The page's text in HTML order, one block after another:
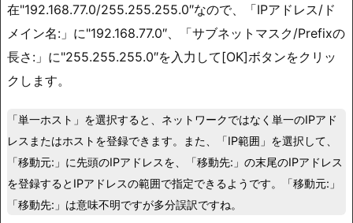
在"192.168.77.0/255.255.255.0″なので、「IPアドレス/ド
メイン名:」に"192.168.77.0″、「サブネットマスク/Prefixの
長さ:」に"255.255.255.0″を入力して[OK]ボタンをクリッ
クします。
「単一ホスト」を選択すると、ネットワークではなく単一のIPアド
レスまたはホストを登録できます。また、「IP範囲」を選択して、
「移動元:」に先頭のIPアドレスを、「移動先:」の末尾のIPアドレス
を登録するとIPアドレスの範囲で指定できるようです。「移動元:」
「移動先:」は意味不明ですが多分誤訳ですね。